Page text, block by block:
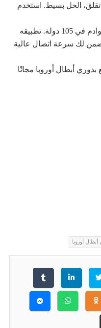
تقلق، الحل بسيط. استخدم
Mobaryat.Store خيار ممتاز. يقدم خوادم في 105 دولة. تطبيقه
لك سرعة اتصال عالية
أبطال أوروبا مجانًا
آوروبا